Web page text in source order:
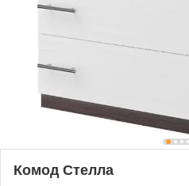
Комод Стелла